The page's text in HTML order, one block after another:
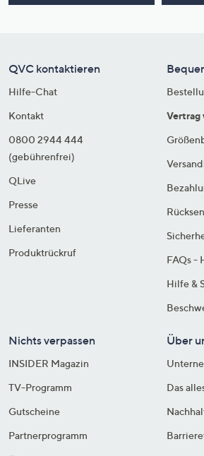
QVC kontaktieren
Hilfe-Chat
Kontakt
0800 2944 444
(gebührenfrei)
QLive
Presse
Lieferanten
Produktrückruf
Vertrag
FAQs -
Hilfe &
Nichts verpassen
INSIDER Magazin
TV-Programm
Gutscheine
Partnerprogramm
Über
Das